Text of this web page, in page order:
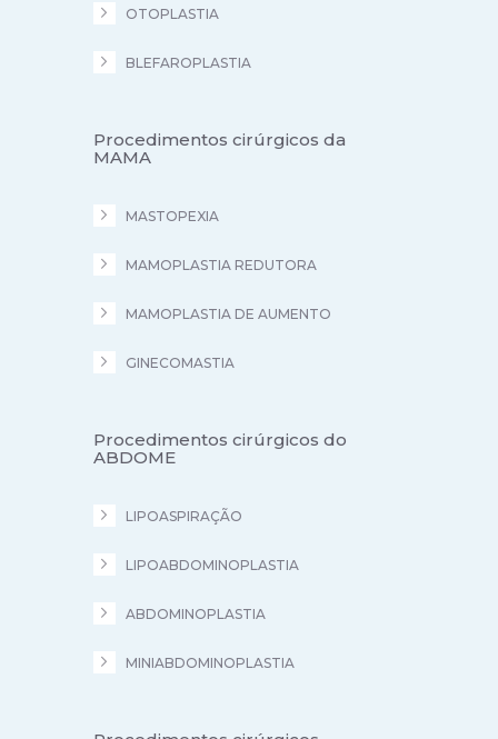
OTOPLASTIA
BLEFAROPLASTIA
Procedimentos cirúrgicos da
MAMA
MASTOPEXIA
MAMOPLASTIA REDUTORA
MAMOPLASTIA DE AUMENTO
GINECOMASTIA
Procedimentos cirúrgicos do
ABDOME
LIPOASPIRAÇÃO
LIPOABDOMINOPLASTIA
ABDOMINOPLASTIA
MINIABDOMINOPLASTIA